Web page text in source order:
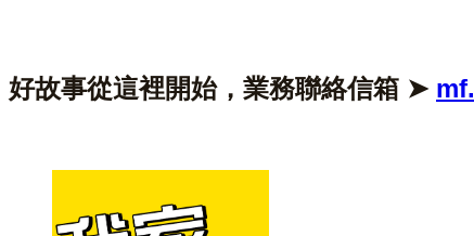
好故事從這裡開始，業務聯絡信箱 ➤